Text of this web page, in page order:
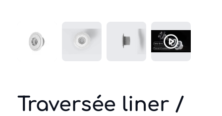
Traversée liner /